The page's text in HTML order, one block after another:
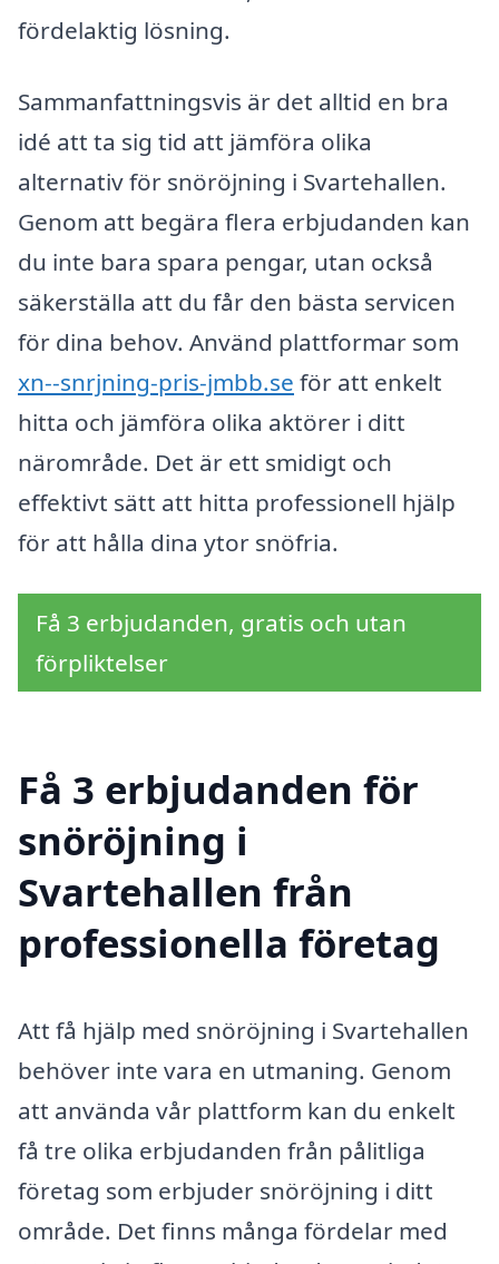
fördelaktig lösning.
Sammanfattningsvis är det alltid en bra
idé att ta sig tid att jämföra olika
alternativ för snöröjning i Svartehallen.
Genom att begära flera erbjudanden kan
du inte bara spara pengar, utan också
säkerställa att du får den bästa servicen
för dina behov. Använd plattformar som
xn--snrjning-pris-jmbb.se för att enkelt
hitta och jämföra olika aktörer i ditt
närområde. Det är ett smidigt och
effektivt sätt att hitta professionell hjälp
för att hålla dina ytor snöfria.
Få 3 erbjudanden, gratis och utan
förpliktelser
Få 3 erbjudanden för
snöröjning i
Svartehallen från
professionella företag
Att få hjälp med snöröjning i Svartehallen
behöver inte vara en utmaning. Genom
att använda vår plattform kan du enkelt
få tre olika erbjudanden från pålitliga
företag som erbjuder snöröjning i ditt
område. Det finns många fördelar med